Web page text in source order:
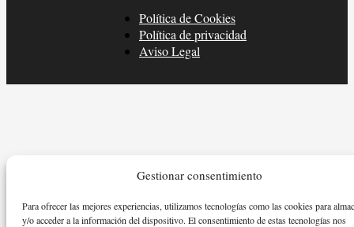
Gestionar consentimiento
Para ofrecer las mejores experiencias, utilizamos tecnologías como las cookies para
y/o acceder a la información del dispositivo. El consentimiento de estas tecnologías nos
Política de Cookies
Política de privacidad
Aviso Legal